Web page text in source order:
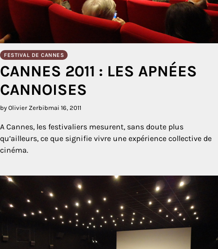
FESTIVAL DE CANNES
CANNES 2011 : LES APNÉES
CANNOISES
by Olivier Zerbibmai 16, 2011
A Cannes, les festivaliers mesurent, sans doute plus
qu’ailleurs, ce que signifie vivre une expérience collective de
cinéma.